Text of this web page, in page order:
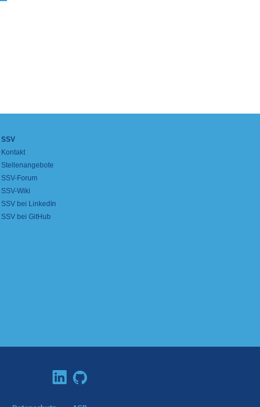
SSV
Kontakt
Stellenangebote
SSV-Forum
SSV-Wiki
SSV bei LinkedIn
SSV bei GitHub